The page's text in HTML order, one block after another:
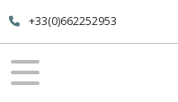
+33(0)662252953